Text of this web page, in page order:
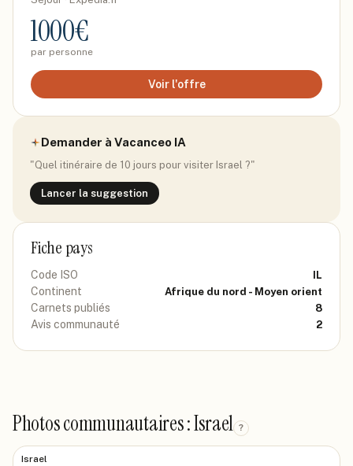
1000€
par personne
Voir l'offre
Demander à Vacanceo IA
"Quel itinéraire de 10 jours pour visiter Israel ?"
Lancer la suggestion
Fiche pays
Code ISO IL
Continent Afrique du nord - Moyen orient
Carnets publiés 8
Avis communauté 2
Photos communautaires : Israel ?
Israel